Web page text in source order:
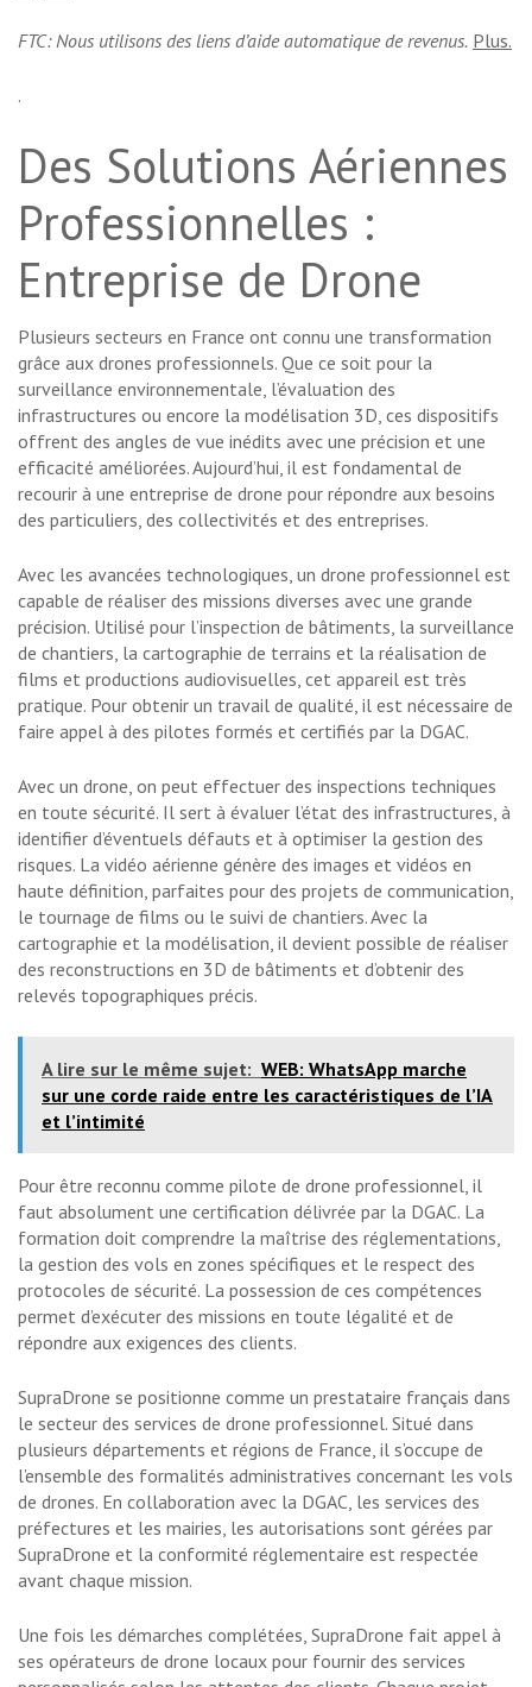
FTC: Nous utilisons des liens d’aide automatique de revenus. Plus.
.
Des Solutions Aériennes
Professionnelles :
Entreprise de Drone
Plusieurs secteurs en France ont connu une transformation
grâce aux drones professionnels. Que ce soit pour la
surveillance environnementale, l’évaluation des
infrastructures ou encore la modélisation 3D, ces dispositifs
offrent des angles de vue inédits avec une précision et une
efficacité améliorées. Aujourd’hui, il est fondamental de
recourir à une entreprise de drone pour répondre aux besoins
des particuliers, des collectivités et des entreprises.
Avec les avancées technologiques, un drone professionnel est
capable de réaliser des missions diverses avec une grande
précision. Utilisé pour l’inspection de bâtiments, la surveillance
de chantiers, la cartographie de terrains et la réalisation de
films et productions audiovisuelles, cet appareil est très
pratique. Pour obtenir un travail de qualité, il est nécessaire de
faire appel à des pilotes formés et certifiés par la DGAC.
Avec un drone, on peut effectuer des inspections techniques
en toute sécurité. Il sert à évaluer l’état des infrastructures, à
identifier d’éventuels défauts et à optimiser la gestion des
risques. La vidéo aérienne génère des images et vidéos en
haute définition, parfaites pour des projets de communication,
le tournage de films ou le suivi de chantiers. Avec la
cartographie et la modélisation, il devient possible de réaliser
des reconstructions en 3D de bâtiments et d’obtenir des
relevés topographiques précis.
A lire sur le même sujet: WEB: WhatsApp marche
sur une corde raide entre les caractéristiques de l’IA
et l’intimité
Pour être reconnu comme pilote de drone professionnel, il
faut absolument une certification délivrée par la DGAC. La
formation doit comprendre la maîtrise des réglementations,
la gestion des vols en zones spécifiques et le respect des
protocoles de sécurité. La possession de ces compétences
permet d’exécuter des missions en toute légalité et de
répondre aux exigences des clients.
SupraDrone se positionne comme un prestataire français dans
le secteur des services de drone professionnel. Situé dans
plusieurs départements et régions de France, il s’occupe de
l’ensemble des formalités administratives concernant les vols
de drones. En collaboration avec la DGAC, les services des
préfectures et les mairies, les autorisations sont gérées par
SupraDrone et la conformité réglementaire est respectée
avant chaque mission.
Une fois les démarches complétées, SupraDrone fait appel à
ses opérateurs de drone locaux pour fournir des services